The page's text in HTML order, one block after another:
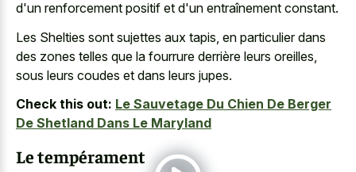
d'un renforcement positif et d'un entraînement constant.
Les Shelties sont sujettes aux tapis, en particulier dans
des zones telles que la fourrure derrière leurs oreilles,
sous leurs coudes et dans leurs jupes.
Check this out: Le Sauvetage Du Chien De Berger
De Shetland Dans Le Maryland
Le tempérament